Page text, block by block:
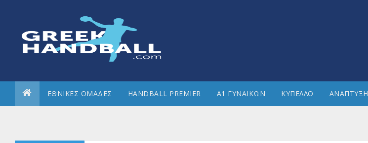
ΕΘΝΙΚΕΣ ΟΜΑΔΕΣ HANDBALL PREMIER Α1 ΓΥΝΑΙΚΩΝ ΚΥΠΕΛΛΟ ΑΝΑΠΤΥΞΗ